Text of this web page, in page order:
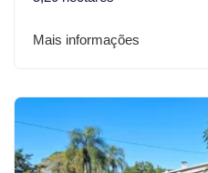
Mais informações